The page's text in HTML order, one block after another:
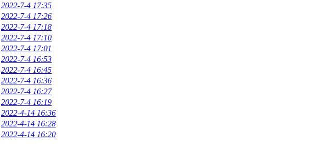
2022-7-4 17:35
2022-7-4 17:26
2022-7-4 17:18
2022-7-4 17:10
2022-7-4 17:01
2022-7-4 16:53
2022-7-4 16:45
2022-7-4 16:36
2022-7-4 16:27
2022-7-4 16:19
2022-4-14 16:36
2022-4-14 16:28
2022-4-14 16:20